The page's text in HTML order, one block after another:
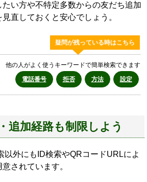
い方や不特定多数からの友だち追加
直しておくと安心でしょう。
疑問が残っている時はこちら
他の人がよく使うキーワードで簡単検索できます
電話番号
拒否 方法 設定
追加経路も制限しよう
以外にもID検索やQRコードURLによ
されています。